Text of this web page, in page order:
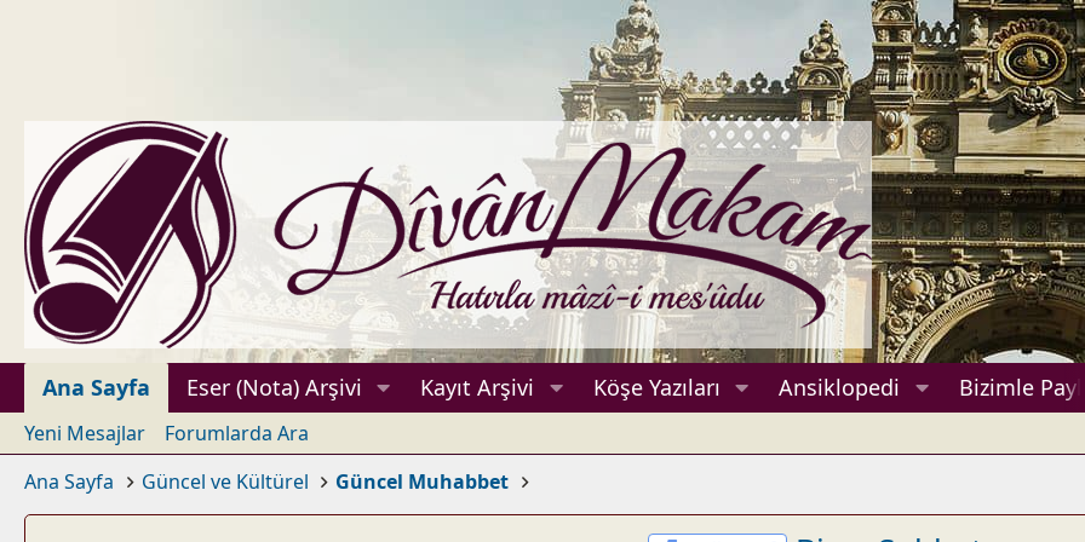
Ana Sayfa Eser (Nota) Arşivi Kayıt Arşivi Köşe Yazıları Ansiklopedi Bizimle
Yeni Mesajlar
Forumlarda Ara
Ana Sayfa
Güncel ve Kültürel Güncel Muhabbet